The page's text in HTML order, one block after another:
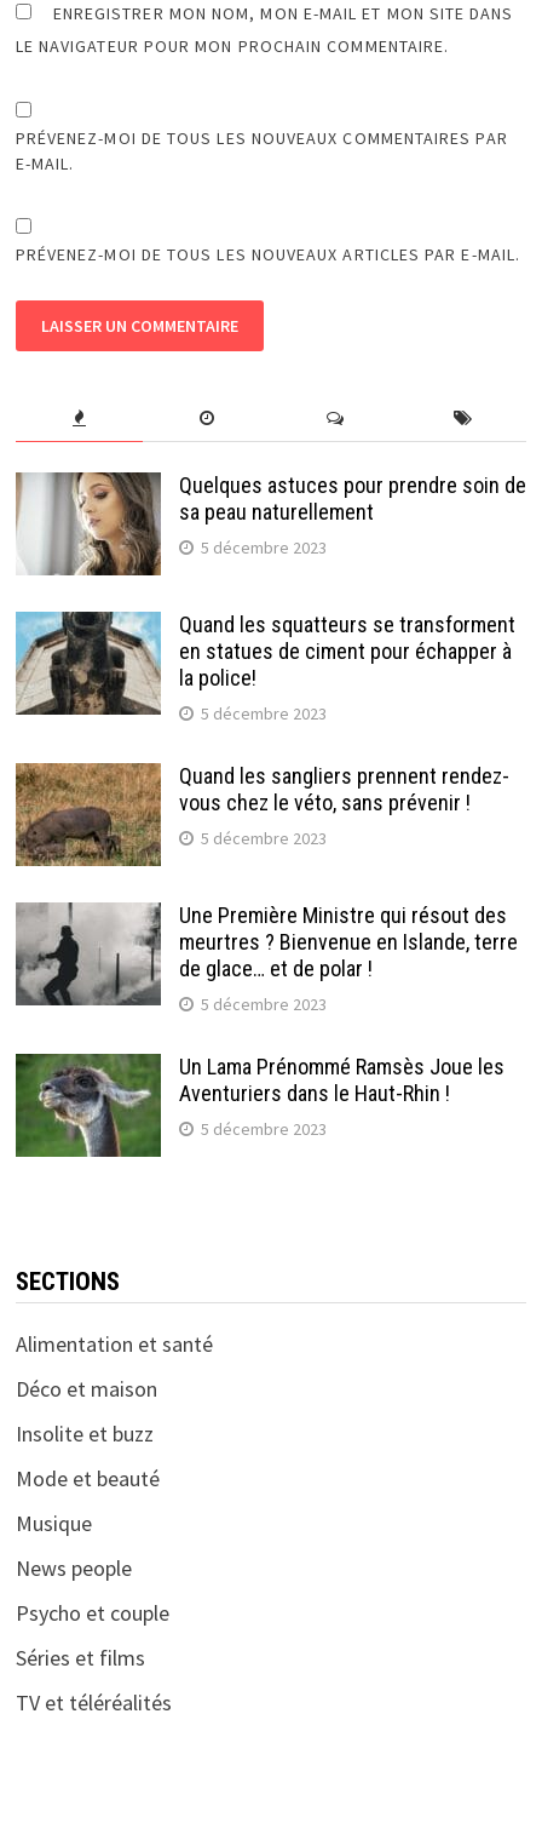
ENREGISTRER MON NOM, MON E-MAIL ET MON SITE DANS
LE NAVIGATEUR POUR MON PROCHAIN COMMENTAIRE.
PRÉVENEZ-MOI DE TOUS LES NOUVEAUX COMMENTAIRES PAR
E-MAIL.
PRÉVENEZ-MOI DE TOUS LES NOUVEAUX ARTICLES PAR E-MAIL.
Quelques astuces pour prendre soin de
sa peau naturellement
5 décembre 2023
Quand les squatteurs se transforment
en statues de ciment pour échapper à
la police!
5 décembre 2023
Quand les sangliers prennent rendez-
vous chez le véto, sans prévenir !
5 décembre 2023
Une Première Ministre qui résout des
meurtres ? Bienvenue en Islande, terre
de glace… et de polar !
5 décembre 2023
Un Lama Prénommé Ramsès Joue les
Aventuriers dans le Haut-Rhin !
5 décembre 2023
SECTIONS
Alimentation et santé
Déco et maison
Insolite et buzz
Mode et beauté
Musique
News people
Psycho et couple
Séries et films
TV et téléréalités